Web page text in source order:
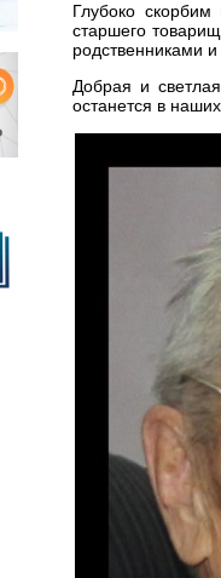
Глубоко
старшего
родственниками
Добрая и
останется в